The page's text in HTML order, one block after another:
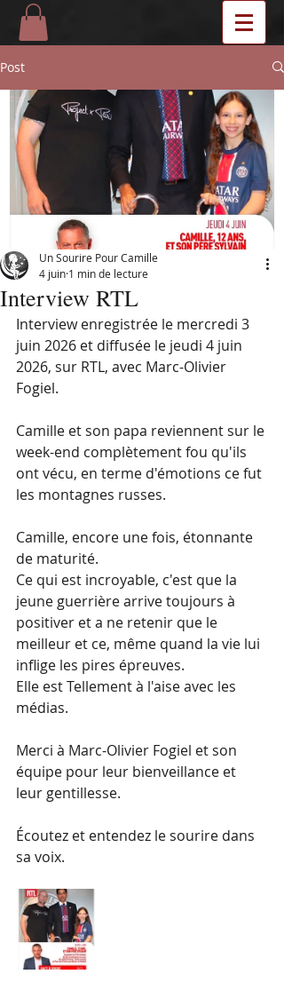
Post
Interview RTL
Un Sourire Pour Camille
4 juin 1 min de lecture
Interview enregistrée le mercredi 3
juin 2026 et diffusée le jeudi 4 juin
2026, sur RTL, avec Marc-Olivier
Fogiel.
Camille et son papa reviennent sur le
week-end complètement fou qu'ils
ont vécu, en terme d'émotions ce fut
les montagnes russes.
Camille, encore une fois, étonnante
de maturité.
Ce qui est incroyable, c'est que la
jeune guerrière arrive toujours à
positiver et a ne retenir que le
meilleur et ce, même quand la vie lui
inflige les pires épreuves.
Elle est Tellement à l'aise avec les
médias.
Merci à Marc-Olivier Fogiel et son
équipe pour leur bienveillance et
leur gentillesse.
Écoutez et entendez le sourire dans
sa voix.